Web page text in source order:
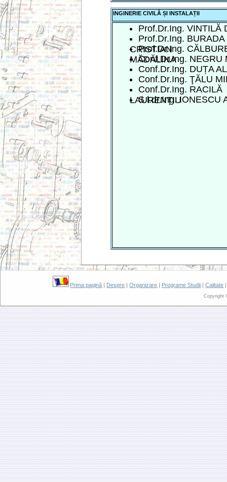
INGINERIE CIVILĂ ȘI INSTALAȚII
Prof.Dr.Ing. VINTILĂ
Prof.Dr.Ing. BURADA
CRISTIAN
Prof.Dr.Ing.
MĂDĂLINA
Conf.Dr.Ing. NEGRU
Conf.Dr.Ing. DUȚA
Conf.Dr.Ing. ŢĂLU
Conf.Dr.Ing. RACILĂ
LAURENȚIU
S.l.dr.Ing. IONESCU
Prima pagină | Despre |Organizare | Programe Studii |Calitate
Copyright